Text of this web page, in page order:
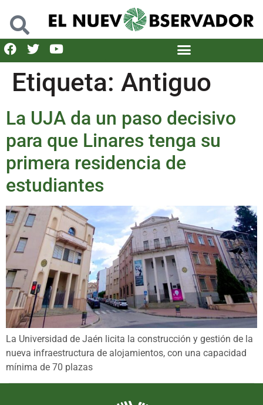
Etiqueta: Antiguo
La UJA da un paso decisivo
para que Linares tenga su
primera residencia de
estudiantes
La Universidad de Jaén licita la construcción y gestión de la
nueva infraestructura de alojamientos, con una capacidad
mínima de 70 plazas